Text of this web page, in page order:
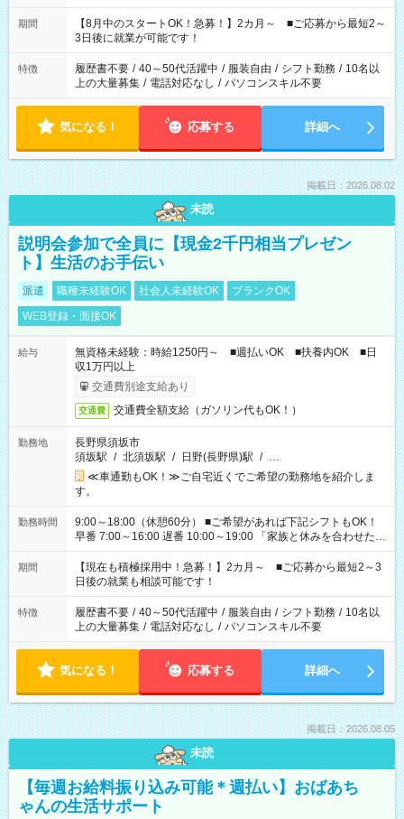
と休みを合わせたい」 「余裕を持って夕飯の準備がしたい」
「できれば残業はしたくない」 など、ご希望を教えてください
ね。 ※Wワーク希望の方へ 今ご覧のお仕事で希望する勤務時間
と、もう1つのお仕事の勤務時間。 合計で週40時間を超える場
合は応募できません。
期間
【8月中のスタートOK！急募！】2カ月～ ■ご応募から最短2～
3日後に就業が可能です！
特徴 履歴書不要 / 40～50代活躍中 / 服装自由 / シフト勤務 / 10名以
上の大量募集 / 電話対応なし / パソコンスキル不要
気になる！ 応募する 詳細へ
掲載日：2026.08.02
未読
説明会参加で全員に【現金2千円相当プレゼン
ト】生活のお手伝い
派遣 職種未経験OK 社会人未経験OK
ブランクOK
WEB登録・面接OK
給与
無資格未経験：時給1250円～ ■週払いOK ■扶養内OK ■日
収1万円以上
交通費別途支給あり
交通費 交通費全額支給（ガソリン代もOK！）
勤務地
長野県須坂市
須坂駅 / 北須坂駅 / 日野(長野県)駅 / …
≪車通勤もOK！≫ご自宅近くでご希望の勤務地を紹介しま
す。
勤務時間
9:00～18:00（休憩60分） ■ご希望があれば下記シフトもOK！
早番 7:00～16:00 遅番 10:00～19:00 「家族と休みを合わせた
い」 「余裕を持って夕飯の準備がしたい」 「できれば残業はし
たくない」 など、ご希望を教えてくださいね。 ※Wワーク希望
の方へ 今ご覧のお仕事で希望する勤務時間と、もう1つのお仕事
の勤務時間。 合計で週40時間を超える場合は応募できません。
期間
【現在も積極採用中！急募！】2カ月～ ■ご応募から最短2～3
日後の就業も相談可能です！
特徴 履歴書不要 / 40～50代活躍中 / 服装自由 / シフト勤務 / 10名以
上の大量募集 / 電話対応なし / パソコンスキル不要
気になる！ 応募する 詳細へ
掲載日：2026.08.05
未読
【毎週お給料振り込み可能＊週払い】おばあち
ゃんの生活サポート